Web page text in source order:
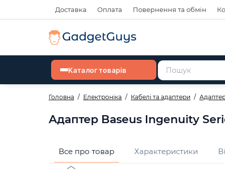
Доставка Оплата Повернення та обмін
Каталог товарів
Головна Електроніка Кабелі та адаптери
Адаптер Baseus Ingenuity
Все про товар Характеристики